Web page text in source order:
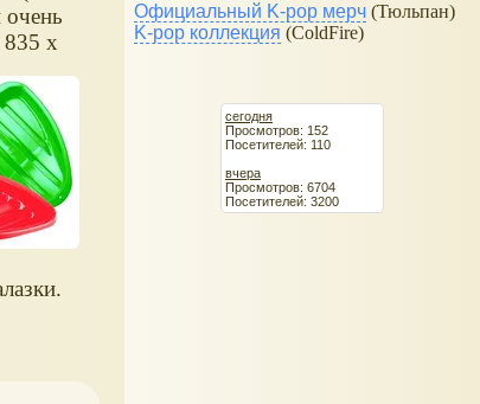
х
Официальный K-pop мерч (Тюльпан)
K-pop коллекция (ColdFire)
сегодня
Просмотров: 152
Посетителей: 110
вчера
Просмотров: 6704
Посетителей: 3200